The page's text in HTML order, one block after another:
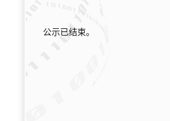
公示已结束。